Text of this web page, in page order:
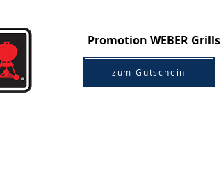
Promotion WEBER Grills
zum Gutschein